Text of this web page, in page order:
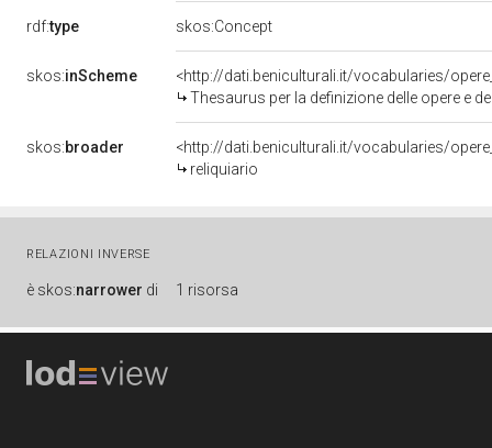
rdf:type skos:Concept
skos:inScheme
<http://dati.beniculturali.it/vocabularies/
Thesaurus per la definizione delle opere e
skos:broader
<http://dati.beniculturali.it/vocabularies/
reliquiario
RELAZIONI INVERSE
è skos:narrower di 1 risorsa